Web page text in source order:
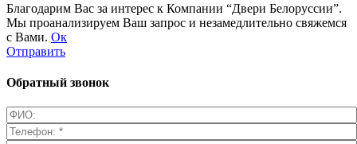
Благодарим Вас за интерес к Компании “Двери Белоруссии”.
Мы проанализируем Ваш запрос и незамедлительно свяжемся
с Вами. Ок
Отправить
Обратный звонок